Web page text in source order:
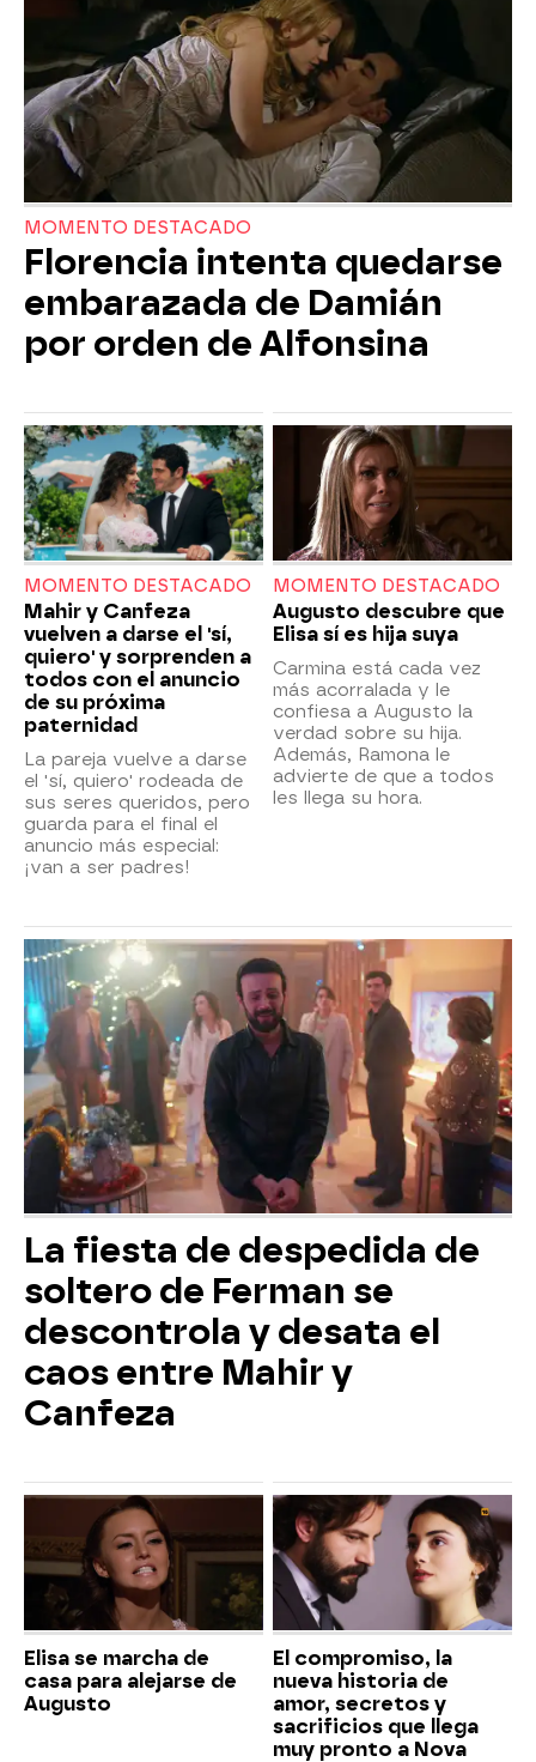
MOMENTO DESTACADO
Florencia intenta quedarse
embarazada de Damián
por orden de Alfonsina
MOMENTO DESTACADO
Mahir y Canfeza
vuelven a darse el 'sí,
quiero' y sorprenden a
todos con el anuncio
de su próxima
paternidad
La pareja vuelve a darse
el 'sí, quiero' rodeada de
sus seres queridos, pero
guarda para el final el
anuncio más especial:
¡van a ser padres!
MOMENTO DESTACADO
Augusto descubre que
Elisa sí es hija suya
Carmina está cada vez
más acorralada y le
confiesa a Augusto la
verdad sobre su hija.
Además, Ramona le
advierte de que a todos
les llega su hora.
La fiesta de despedida de
soltero de Ferman se
descontrola y desata el
caos entre Mahir y
Canfeza
Elisa se marcha de
casa para alejarse de
Augusto
El compromiso, la
nueva historia de
amor, secretos y
sacrificios que llega
muy pronto a Nova